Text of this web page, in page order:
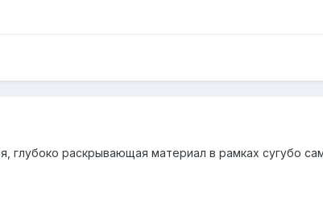
глубоко раскрывающая материал в рамках сугубо